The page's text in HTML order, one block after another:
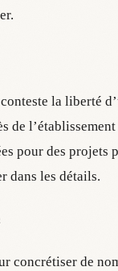
la liberté
de
pour des projets
dans les détails.
concrétiser de